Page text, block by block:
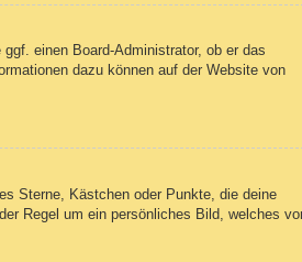
einen Board-Administrator, ob er das
dazu können auf der Website von
Sterne, Kästchen oder Punkte, die deine
Regel um ein persönliches Bild, welches